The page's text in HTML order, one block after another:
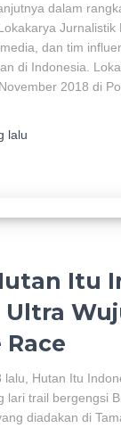
dalam
Jurnalistik
dan tim
di Indonesia.
2018 di
lalu
Itu
Ultra
lalu, Hutan Itu
lari trail bergengsi
diadakan di